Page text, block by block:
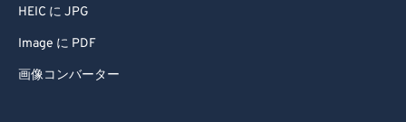
HEIC に JPG
Image に PDF
画像コンバーター